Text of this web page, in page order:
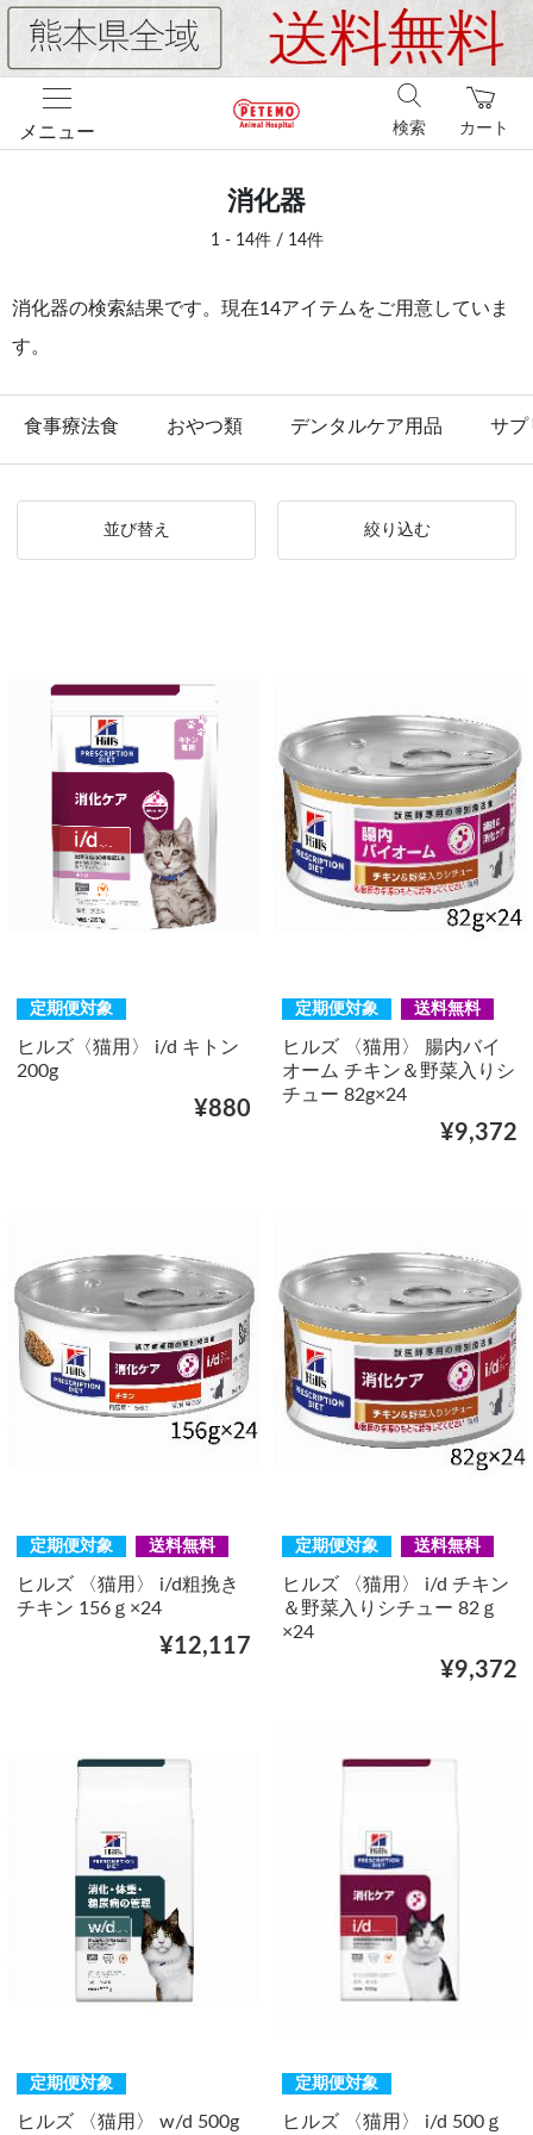
メニュー カート
検索
消化器
1 - 14件 / 14件
消化器の検索結果です。現在14アイテムをご用意していま
す。
食事療法食 おやつ類 デンタルケア用品 サプ
並び替え 絞り込む
定期便対象
ヒルズ〈猫用〉 i/d キトン
200g
¥880
定期便対象 送料無料
ヒルズ 〈猫用〉 腸内バイ
オーム チキン＆野菜入りシ
チュー 82g×24
¥9,372
定期便対象 送料無料
ヒルズ 〈猫用〉 i/d粗挽き
チキン 156ｇ×24
¥12,117
定期便対象 送料無料
ヒルズ 〈猫用〉 i/d チキン
＆野菜入りシチュー 82ｇ
×24
¥9,372
定期便対象
ヒルズ 〈猫用〉 w/d 500g
定期便対象
ヒルズ 〈猫用〉 i/d 500ｇ